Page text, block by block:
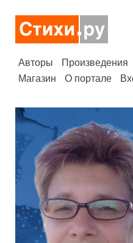
Авторы Произведения
Магазин
О портале